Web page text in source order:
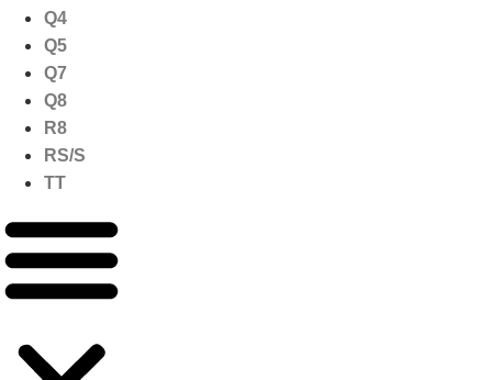
Q4
Q5
Q7
Q8
R8
RS/S
TT